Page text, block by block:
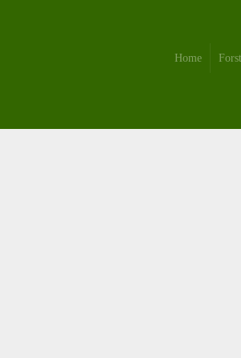
Home